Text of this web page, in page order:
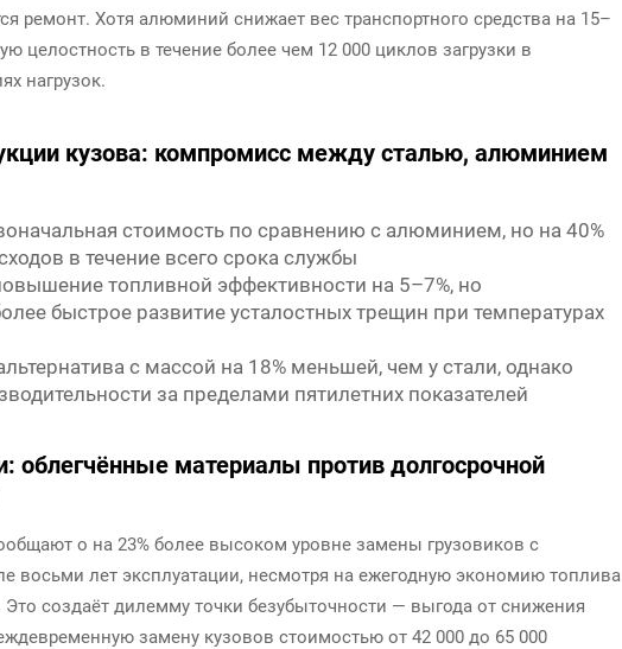
ремонт. Хотя алюминий снижает вес транспортного средства на 15–
целостность в течение более чем 12 000 циклов загрузки в
нагрузок.
кузова: компромисс между сталью, алюминием
стоимость по сравнению с алюминием, но на 40%
в течение всего срока службы
топливной эффективности на 5–7%, но
быстрое развитие усталостных трещин при температурах
с массой на 18% меньшей, чем у стали, однако
за пределами пятилетних показателей
облегчённые материалы против долгосрочной
о на 23% более высоком уровне замены грузовиков с
восьми лет эксплуатации, несмотря на ежегодную экономию топлива
создаёт дилемму точки безубыточности — выгода от снижения
замену кузовов стоимостью от 42 000 до 65 000